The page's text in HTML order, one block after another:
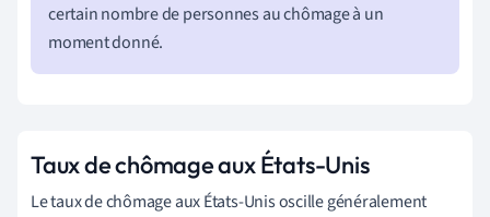
certain nombre de personnes au chômage à un
moment donné.
Taux de chômage aux États-Unis
Le taux de chômage aux États-Unis oscille généralement